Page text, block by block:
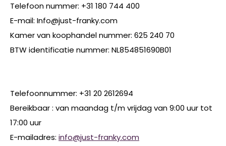
Telefoon nummer: +31 180 744 400
E-mail: Info@just-franky.com
Kamer van koophandel nummer: 625 240 70
BTW identificatie nummer: NL854851690B01
Telefoonnummer: +31 20 2612694
Bereikbaar : van maandag t/m vrijdag van 9:00 uur tot
17:00 uur
E-mailadres: info@just-franky.com